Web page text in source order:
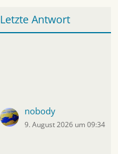
Letzte Antwort
nobody
9. August 2026 um 09:34